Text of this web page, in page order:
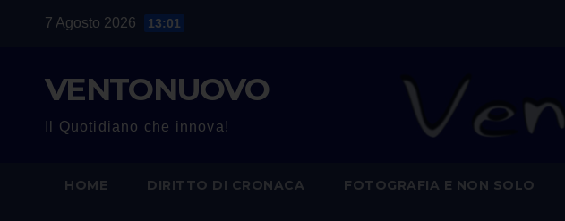
7 Agosto 2026 13:01
VENTONUOVO
Il Quotidiano che innova!
HOME DIRITTO DI CRONACA FOTOGRAFIA E NON SOLO